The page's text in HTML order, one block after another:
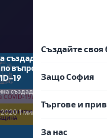
Създайте своя
Защо София
Търгове и
За нас
единна
въпроси от граждани
19
·1 мин. четене